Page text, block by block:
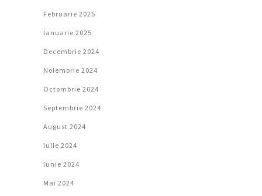
Februarie 2025
Ianuarie 2025
Decembrie 2024
Noiembrie 2024
Octombrie 2024
Septembrie 2024
August 2024
Iulie 2024
Iunie 2024
Mai 2024